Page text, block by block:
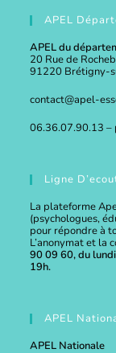
APEL
APEL du
20 Rue de
91220 Brétigny-
contact@apel-
06.36.07.90.13 –
Ligne
La plateforme
(psychologues,
pour répondre à
L’anonymat et la
90 09 60, du
19h.
APEL
APEL Nationale